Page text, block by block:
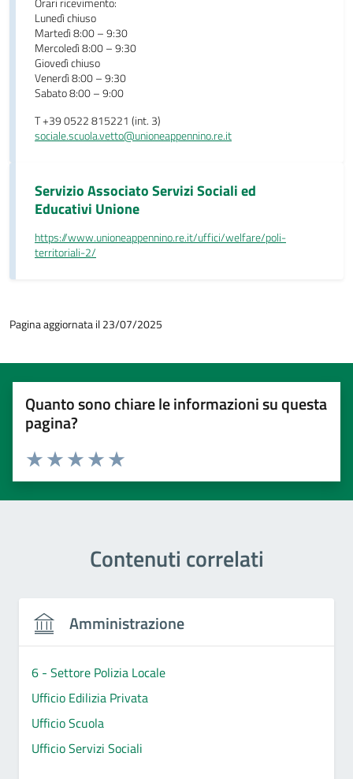
Lunedì chiuso
Martedì 8:00 – 9:30
Mercoledì 8:00 – 9:30
Giovedì chiuso
Venerdì 8:00 – 9:30
Sabato 8:00 – 9:00
T +39 0522 815221 (int. 3)
sociale.scuola.vetto@unioneappennino.re.it
Servizio Associato Servizi Sociali ed
Educativi Unione
https://www.unioneappennino.re.it/uffici/welfare/poli-
territoriali-2/
Pagina aggiornata il 23/07/2025
Quanto sono chiare le informazioni su questa
pagina?
Valuta 5 stelle su 5
Valuta 4 stelle su 5
Valuta 3 stelle su 5
Valuta 2 stelle su 5
Valuta 1 stelle su 5
Contenuti correlati
Amministrazione
6 - Settore Polizia Locale
Ufficio Edilizia Privata
Ufficio Scuola
Ufficio Servizi Sociali